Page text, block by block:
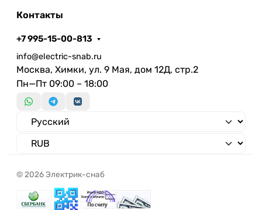
Материал корпуса
Тип лампы
Встраиваемая длина
Подходит для организации
световых линий
Нет
Подходят для аварийного
освещения
Световой выход
Светораспределение
Симметричный
рассеивателя
Ударопрочность
Номинальное напряжение с
Контакты
+7 995-15-00-813
info@electric-snab.ru
Москва, Химки, ул. 9 Мая, дом 12Д, стр.2
Пн—Пт 09:00 – 18:00
© 2026 Электрик-снаб